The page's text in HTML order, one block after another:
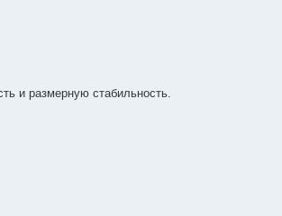
и размерную стабильность.